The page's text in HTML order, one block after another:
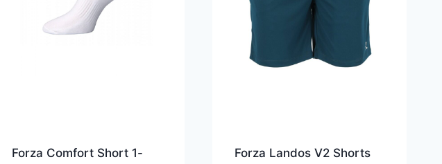
Forza Comfort Short 1-
Forza Landos V2 Shorts